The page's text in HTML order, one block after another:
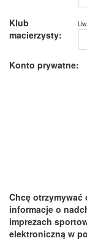
Klub
macierzysty:
Konto prywatne:
Chcę otrzymywać
informacje o
imprezach
elektroniczną w